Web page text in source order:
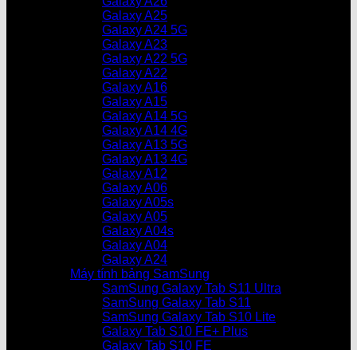
Galaxy A25
Galaxy A24 5G
Galaxy A23
Galaxy A22 5G
Galaxy A22
Galaxy A16
Galaxy A15
Galaxy A14 5G
Galaxy A14 4G
Galaxy A13 5G
Galaxy A13 4G
Galaxy A12
Galaxy A06
Galaxy A05s
Galaxy A05
Galaxy A04s
Galaxy A04
Galaxy A24
Máy tính bảng SamSung
SamSung Galaxy Tab S11 Ultra
SamSung Galaxy Tab S11
SamSung Galaxy Tab S10 Lite
Galaxy Tab S10 FE+ Plus
Galaxy Tab S10 FE